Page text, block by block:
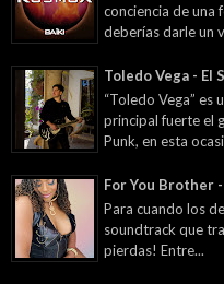
conciencia de una
deberías darle un
Toledo Vega - El
“Toledo Vega” es
principal fuerte el
Punk, en esta
For You Brother
Para cuando los
soundtrack que
pierdas! Entre...